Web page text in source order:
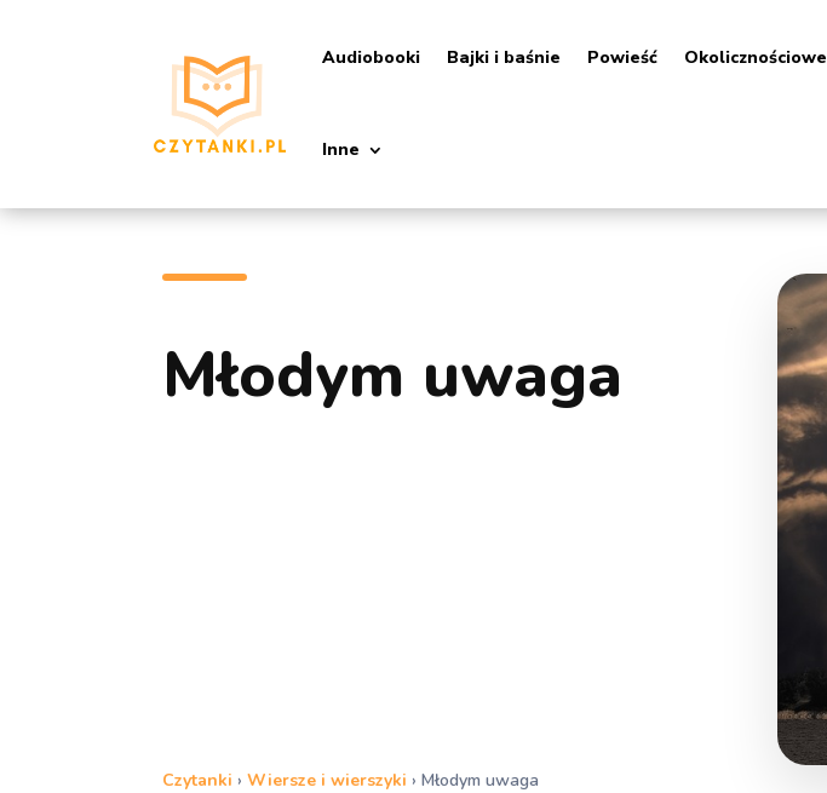
Audiobooki Bajki i baśnie Powieść Okolicznościowe
Inne
Młodym uwaga
Czytanki ›Wiersze i wierszyki ›Młodym uwaga